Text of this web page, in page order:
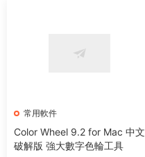
常用軟件
Color Wheel 9.2 for Mac 中文
破解版 強大數字色輪工具